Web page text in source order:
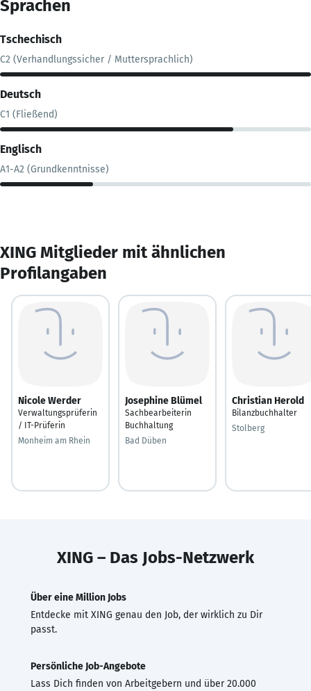
Sprachen
Tschechisch
C2 (Verhandlungssicher / Muttersprachlich)
Deutsch
C1 (Fließend)
Englisch
A1-A2 (Grundkenntnisse)
XING Mitglieder mit ähnlichen
Profilangaben
Nicole Werder
Verwaltungsprüferin
/ IT-Prüferin
Monheim am Rhein
Josephine Blümel
Sachbearbeiterin
Buchhaltung
Bad Düben
Christian Herold
Bilanzbuchhalter
Stolberg
XING – Das Jobs-Netzwerk
Über eine Million Jobs
Entdecke mit XING genau den Job, der wirklich zu Dir
passt.
Persönliche Job-Angebote
Lass Dich finden von Arbeitgebern und über 20.000